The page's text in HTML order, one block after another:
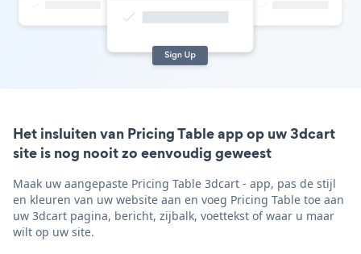
Het insluiten van Pricing Table app op uw 3dcart
site is nog nooit zo eenvoudig geweest
Maak uw aangepaste Pricing Table 3dcart - app, pas de stijl
en kleuren van uw website aan en voeg Pricing Table toe aan
uw 3dcart pagina, bericht, zijbalk, voettekst of waar u maar
wilt op uw site.